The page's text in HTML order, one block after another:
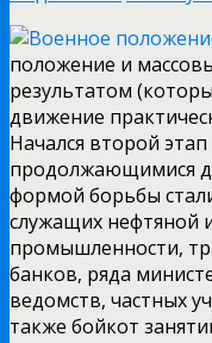
положение и
результатом
движение
Начался второй
продолжающимися
формой борьбы
служащих нефтяной
промышленности,
банков, ряда
ведомств, частных
также бойкот